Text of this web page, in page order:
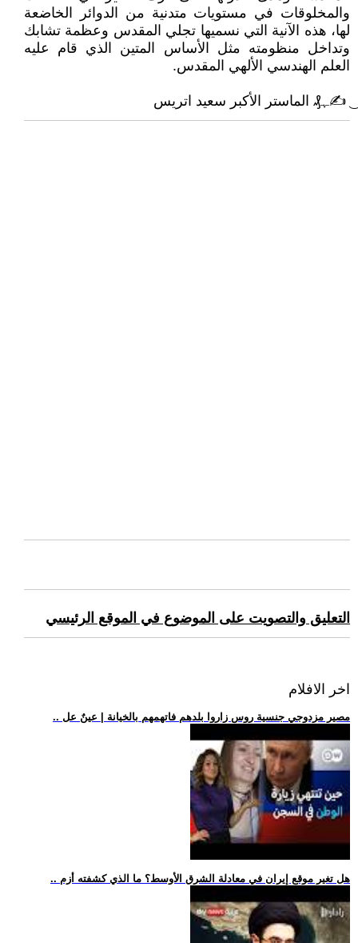
والمخلوقات في مستويات متدنية من الدوائر الخاضعة
لها، هذه الآنية التي نسميها تجلي المقدس وعظمة تشابك
وتداخل منظومته مثل الأساس المتين الذي قام عليه
العلم الهندسي الألهي المقدس.
͜ ✍ﮩ₰ الماستر الأكبر سعيد اتريس
التعليق والتصويت على الموضوع في الموقع الرئيسي
اخر الافلام
.. مصير مزدوجي جنسية روس زاروا بلدهم فاتهمهم بالخيانة | عينٌ عل
.. هل تغير موقع إيران في معادلة الشرق الأوسط؟ ما الذي كشفته أزم